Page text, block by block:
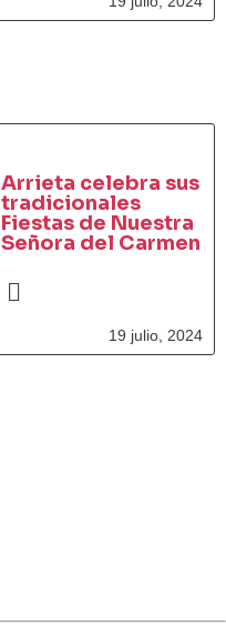
Arrieta celebra sus
tradicionales
Fiestas de Nuestra
Señora del Carmen
19 julio, 2024